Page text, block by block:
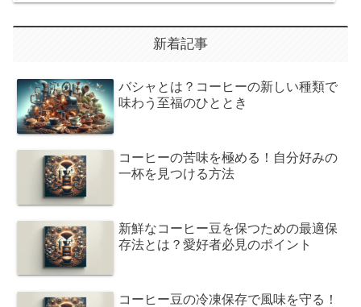
新着記事
バシャとは？コーヒーの新しい種類で
味わう至福のひととき
コーヒーの苦味を極める！自分好みの
一杯を見つける方法
新鮮なコーヒー豆を保つための最適保
存法とは？愛好者必見のポイント
コーヒー豆の冷凍保存で風味を守る！